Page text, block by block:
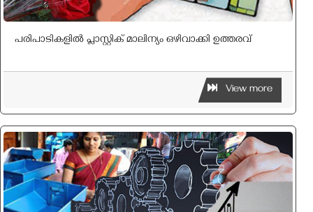
പരിപാടികളില്‍ പ്ലാസ്റ്റിക് മാലിന്യം ഒഴിവാക്കി ഉത്തരവ്
View more